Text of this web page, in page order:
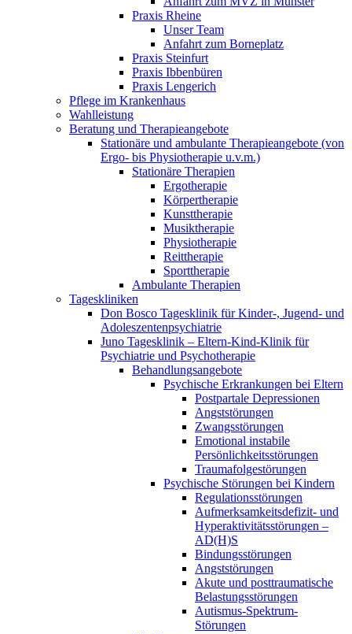
Praxis Rheine
Unser Team
Anfahrt zum Borneplatz
Praxis Steinfurt
Praxis Ibbenbüren
Praxis Lengerich
Pflege im Krankenhaus
Wahlleistung
Beratung und Therapieangebote
Stationäre und ambulante Therapieangebote (von
Ergo- bis Physiotherapie u.v.m.)
Stationäre Therapien
Ergotherapie
Körpertherapie
Kunsttherapie
Musiktherapie
Physiotherapie
Reittherapie
Sporttherapie
Ambulante Therapien
Tageskliniken
Don Bosco Tagesklinik für Kinder-, Jugend- und
Adoleszentenpsychiatrie
Juno Tagesklinik – Eltern-Kind-Klinik für
Psychiatrie und Psychotherapie
Behandlungsangebote
Psychische Erkrankungen bei Eltern
Postpartale Depressionen
Angststörungen
Zwangsstörungen
Emotional instabile
Persönlichkeitsstörungen
Traumafolgestörungen
Psychische Störungen bei Kindern
Regulationsstörungen
Aufmerksamkeitsdefizit- und
Hyperaktivitätsstörungen –
AD(H)S
Bindungsstörungen
Angststörungen
Akute und posttraumatische
Belastungsstörungen
Autismus-Spektrum-
Störungen